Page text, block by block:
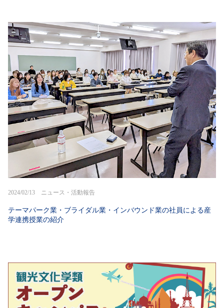
2024/02/13 ニュース・活動報告
テーマパーク業・ブライダル業・インバウンド業の社員による産
学連携授業の紹介